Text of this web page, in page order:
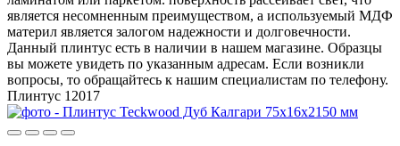
является несомненным преимуществом, а используемый МДФ
материл является залогом надежности и долговечности.
Данный плинтус есть в наличии в нашем магазине. Образцы
вы можете увидеть по указанным адресам. Если возникли
вопросы, то обращайтесь к нашим специалистам по телефону.
Плинтус 12017